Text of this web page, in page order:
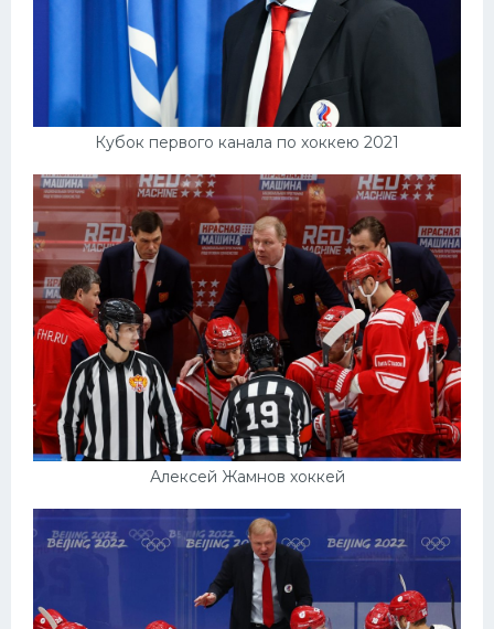
Кубок первого канала по хоккею 2021
Алексей Жамнов хоккей